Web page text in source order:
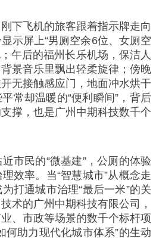
下飞机的旅客跟着指示牌走向
示屏上“男厕空余6位、女厕空
午后的福州长乐机场，保洁人
景音乐里飘出轻柔旋律；傍晚
无接触感应门，地面冲水烘干
常却温暖的“便利瞬间”，背后
撑，也是广州中期科技数千个
市民的“微基建”，公厕的体验
效率。当“智慧城市”从概念走
打通城市治理“最后一米”的关
术的广州中期科技有限公司，
、市政等场景的数千个标杆项
何助力现代化城市体系”的生动